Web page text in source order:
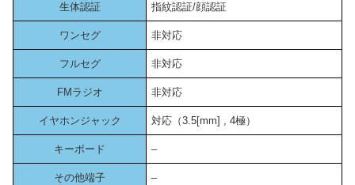
生体認証 指紋認証/顔認証
ワンセグ 非対応
フルセグ 非対応
FMラジオ 非対応
イヤホンジャック 対応（3.5[mm] , 4極）
キーボード –
その他端子 –